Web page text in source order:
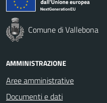
Comune di Vallebona
AMMINISTRAZIONE
Aree amministrative
Documenti e dati